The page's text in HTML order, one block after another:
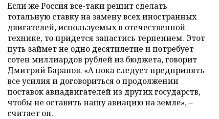
Если же Россия все-таки решит сделать
тотальную ставку на замену всех иностранных
двигателей, используемых в отечественной
технике, то придется запастись терпением. Этот
путь займет не одно десятилетие и потребует
сотен миллиардов рублей из бюджета, говорит
Дмитрий Баранов. «А пока следует предпринять
все усилия и договориться о продолжении
поставок авиадвигателей из других государств,
чтобы не оставить нашу авиацию на земле», –
считает он.